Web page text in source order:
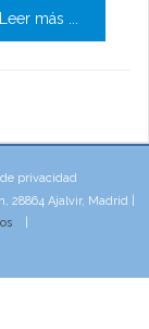
Leer más ...
privacidad
Ajalvir, Madrid |
|